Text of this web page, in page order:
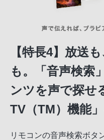
【特長4】放送
も。「音声検索
ンツを声で探せ
TV（TM）機能
リモコンの音声検索ボタ